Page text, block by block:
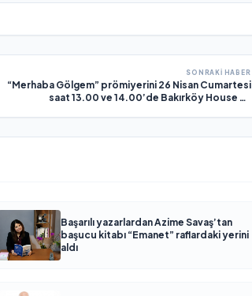
SONRAKI HABER
“Merhaba Gölgem” prömiyerini 26 Nisan Cumartesi
saat 13.00 ve 14.00’de Bakırköy House of
Başarılı yazarlardan Azime Savaş’tan
başucu kitabı “Emanet” raflardaki yerini
aldı